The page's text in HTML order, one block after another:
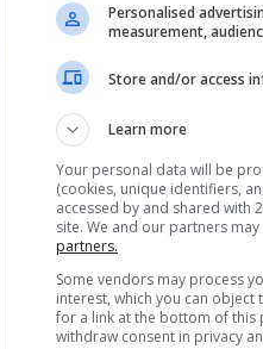
Personalised
measurement,
Store and/or access
Learn more
Your personal data will be
(cookies, unique identifiers,
accessed by and shared with
site. We and our partners
partners.
Some vendors may process
interest, which you can
for a link at the bottom of this
withdraw consent in privacy